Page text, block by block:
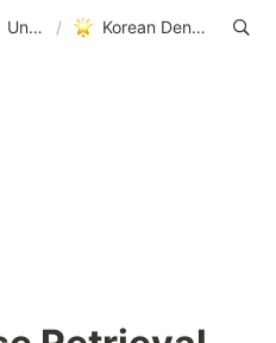
Untitled / Korean Dense Retrieval